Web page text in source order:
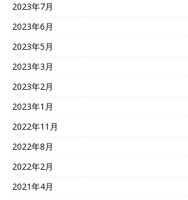
2023年7月
2023年6月
2023年5月
2023年3月
2023年2月
2023年1月
2022年11月
2022年8月
2022年2月
2021年4月